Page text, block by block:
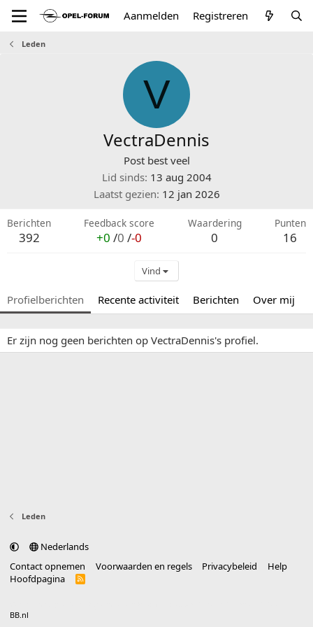
Aanmelden Registreren
Leden
V
VectraDennis
Post best veel
Lid sinds 13 aug 2004
Laatst gezien 12 jan 2026
Berichten
392
Feedback score
+0 /0 /-0
Waardering
0
Punten
16
Vind
Profielberichten Recente activiteit Berichten Over mij
Er zijn nog geen berichten op VectraDennis's profiel.
Leden
Nederlands
Contact opnemen
Voorwaarden en regels Privacybeleid
Help
Hoofdpagina
R
BB.nl